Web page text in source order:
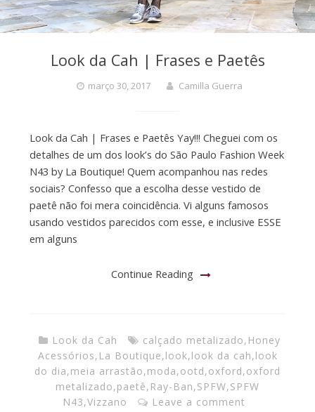
Look da Cah | Frases e Paetês
março 30, 2017 Camilla Guerra
Look da Cah | Frases e Paetês Yay!!! Cheguei com os
detalhes de um dos look’s do São Paulo Fashion Week
N43 by La Boutique! Quem acompanhou nas redes
sociais? Confesso que a escolha desse vestido de
paetê não foi mera coincidência. Vi alguns famosos
usando vestidos parecidos com esse, e inclusive ESSE
em alguns
Continue Reading
Look da Cah calçado metalizado, Honey
Acessórios, La Boutique,look,look da cah,look
do dia,meia arrastão,moda,ootd,oxford,oxford
metalizado,paetê, Ray-Ban,SPFW,SPFW
N43,Vizzano Leave a comment